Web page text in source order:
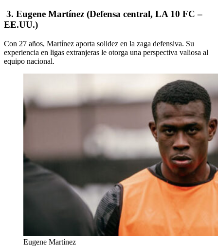
3. Eugene Martínez (Defensa central, LA 10 FC –
EE.UU.)
Con 27 años, Martínez aporta solidez en la zaga defensiva. Su
experiencia en ligas extranjeras le otorga una perspectiva valiosa al
equipo nacional.
Eugene Martínez